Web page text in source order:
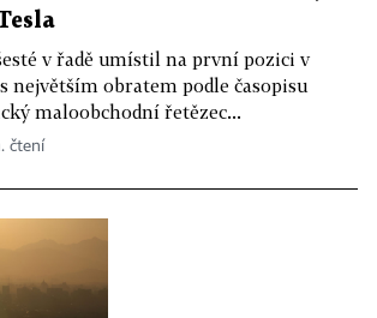
v řadě umístil na první pozici v
největším obratem podle časopisu
maloobchodní řetězec...
čtení